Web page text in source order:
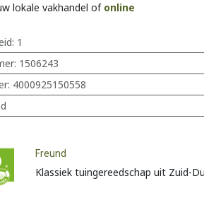
lokale vakhandel of online
1
1506243
4000925150558
Freund
Klassiek tuingereedschap uit Zuid-